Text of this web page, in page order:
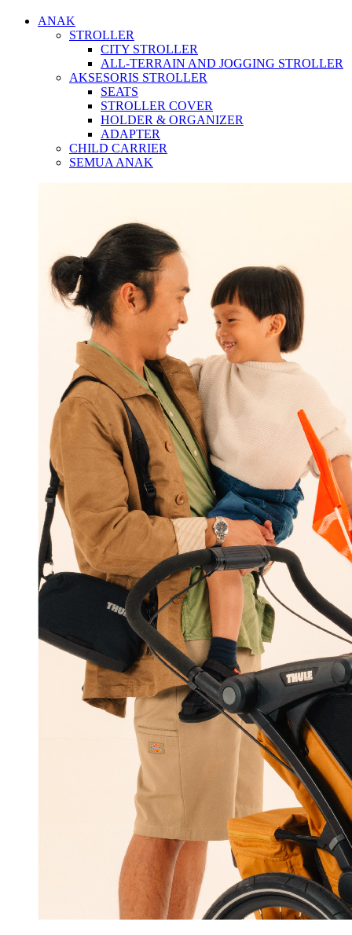
ANAK
STROLLER
CITY STROLLER
ALL-TERRAIN AND JOGGING STROLLER
AKSESORIS STROLLER
SEATS
STROLLER COVER
HOLDER & ORGANIZER
ADAPTER
CHILD CARRIER
SEMUA ANAK